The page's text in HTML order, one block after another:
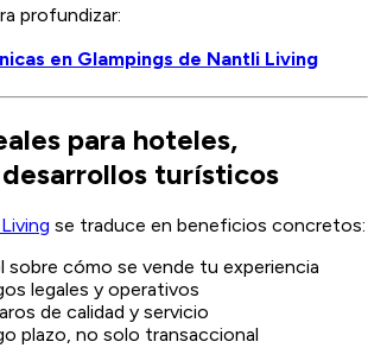
profundizar:
en Glampings de Nantli Living
para hoteles,
turísticos
se traduce en beneficios concretos:
sobre cómo se vende tu experiencia
legales y operativos
de calidad y servicio
plazo, no solo transaccional